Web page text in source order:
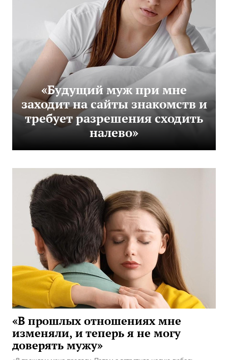
«Будущий муж при мне
заходит на сайты знакомств и
требует разрешения сходить
налево»
«В прошлых отношениях мне
изменяли, и теперь я не могу
доверять мужу»